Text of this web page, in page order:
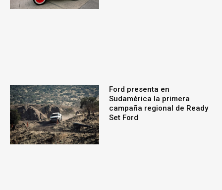
Ford presenta en
Sudamérica la primera
campaña regional de Ready
Set Ford